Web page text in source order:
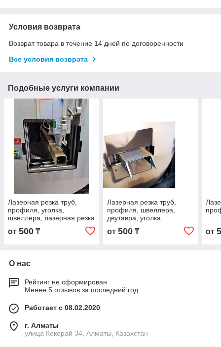
Условия возврата
Возврат товара в течение 14 дней по договоренности
Все условия возврата
Подобные услуги компании
Лазерная резка труб,
профиля, уголка,
швеллера, лазерная резка
от 500 ₸
Лазерная резка труб,
профиля, швеллера,
двутавра, уголка
от 500₸ от
О нас
Рейтинг не сформирован
Менее 5 отзывов за последний год
Работает с 08.02.2020
г. Алматы
улица Кокорай 34, Алматы, Казахстан